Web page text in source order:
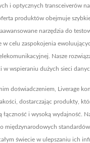
i optycznych transceiverów
produktów obejmuje
narzędzia do
w celu zaspokojenia
Nasze
w wspieraniu dużych sieci
doświadczeniem, Liverage
dostarczając produkty,
łączność i wysoką wydajność.
międzynarodowych
świecie w ulepszaniu ich